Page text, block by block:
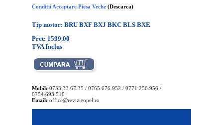
Conditii Acceptare Piesa Veche (Descarca)
Tip motor: BRU BXF BXJ BKC BLS BXE
Pret: 1599.00
TVA Inclus
Mobil: 0733.33.67.35 / 0765.676.952 / 0771.256.956 /
0754.693.510
Email: office@revizieopel.ro